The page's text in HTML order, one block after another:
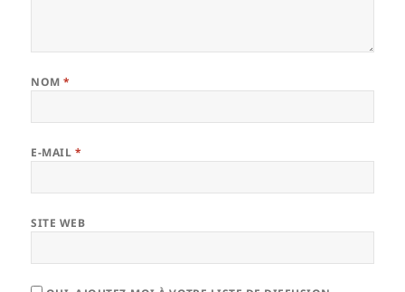
NOM*
E-MAIL *
SITE WEB